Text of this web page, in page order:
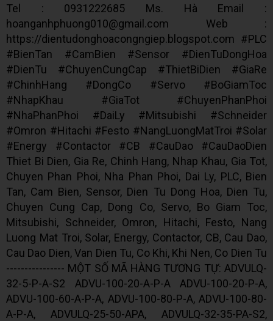
Tel : 0931222685 Ms. Hà Email :
hoanganhphuong010@gmail.com Web :
https://dientudonghoacongngiep.blogspot.com #PLC
#BienTan #CamBien #Sensor #DienTuDongHoa
#DienTu #ChuyenCungCap #ThietBiDien #GiaRe
#ChinhHang #DongCo #Servo #BoGiamToc
#NhapKhau #GiaTot #ChuyenPhanPhoi
#NhaPhanPhoi #DaiLy #Mitsubishi #Schneider
#Omron #Hitachi #Festo #NangLuongMatTroi #Solar
#Energy #Contactor #CB #CauDao #CauDaoDien
Thiet Bi Dien, Gia Re, Chinh Hang, Nhap Khau, Gia Tot,
Chuyen Phan Phoi, Nha Phan Phoi, Dai Ly, PLC, Bien
Tan, Cam Bien, Sensor, Dien Tu Dong Hoa, Dien Tu,
Chuyen Cung Cap, Dong Co, Servo, Bo Giam Toc,
Mitsubishi, Schneider, Omron, Hitachi, Festo, Nang
Luong Mat Troi, Solar, Energy, Contactor, CB, Cau Dao,
Cau Dao Dien, Van Dien Tu, Co Khi, Khi Nen, Co Dien Tu
---------------- MỘT SỐ MÃ HÀNG TƯƠNG TỰ: ADVULQ-
32-5-P-A-S2 ADVU-100-20-A-P-A ADVU-100-20-P-A,
ADVU-100-60-A-P-A, ADVU-100-80-P-A, ADVU-100-80-
A-P-A, ADVULQ-25-50-APA, ADVULQ-32-35-PA-S2,